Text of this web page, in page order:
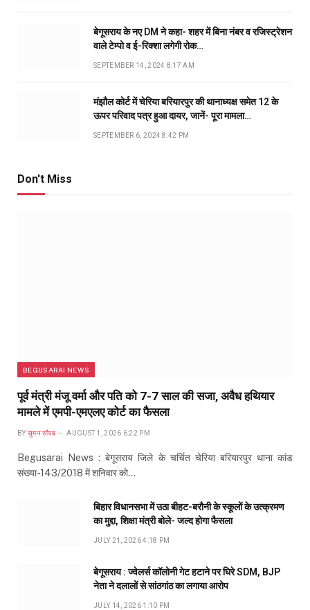
बेगूसराय के नए DM ने कहा- शहर में बिना नंबर व रजिस्ट्रेशन
वाले टेम्पो व ई-रिक्शा लगेगी रोक…
SEPTEMBER 14, 2024 8:17 AM
मंझौल कोर्ट में चेरिया बरियारपुर की थानाध्यक्ष समेत 12 के
ऊपर परिवाद पत्र हुआ दायर, जानें- पूरा मामला…
SEPTEMBER 6, 2024 8:42 PM
Don't Miss
BEGUSARAI NEWS
पूर्व मंत्री मंजू वर्मा और पति को 7-7 साल की सजा, अवैध हथियार
मामले में एमपी-एमएलए कोर्ट का फैसला
BY सुमन सौरब AUGUST 1, 2026 6:22 PM
Begusarai News : बेगूसराय जिले के चर्चित चेरिया बरियारपुर थाना कांड
संख्या-143/2018 में शनिवार को…
बिहार विधानसभा में उठा बीहट-बरौनी के स्कूलों के उत्क्रमण
का मुद्दा, शिक्षा मंत्री बोले- जल्द होगा फैसला
JULY 21, 2026 4:18 PM
बेगूसराय : ज्वेलर्स कॉलोनी गेट हटाने पर घिरे SDM, BJP
नेता ने दलालों से सांठगांठ का लगाया आरोप
JULY 14, 2026 1:10 PM